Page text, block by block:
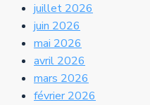
juillet 2026
juin 2026
mai 2026
avril 2026
mars 2026
février 2026